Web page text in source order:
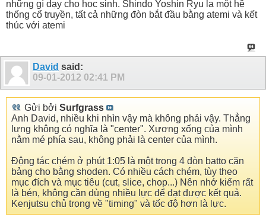
những gì dạy cho hoc sinh. Shindo Yoshin Ryu la một hệ
thống cổ truyền, tất cả những đòn bắt đầu bằng atemi và kết
thúc với atemi
David said:
09-01-2012 02:41 PM
Gửi bởi Surfgrass
Anh David, nhiều khi nhìn vậy mà không phải vậy. Thẳng
lưng không có nghĩa là "center". Xương xống của mình
nằm mé phía sau, không phải là center của mình.
Động tác chém ở phút 1:05 là một trong 4 đòn batto căn
bảng cho bằng shoden. Có nhiều cách chém, tùy theo
mục đích và mục tiêu (cut, slice, chop...) Nên nhớ kiếm rất
là bén, không cần dùng nhiều lực để đạt được kết quả.
Kenjutsu chủ trọng về "timing" và tốc độ hơn là lực.